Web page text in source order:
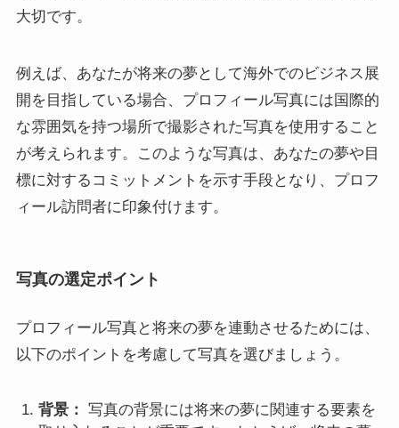
大切です。
例えば、あなたが将来の夢として海外でのビジネス展
開を目指している場合、プロフィール写真には国際的
な雰囲気を持つ場所で撮影された写真を使用すること
が考えられます。このような写真は、あなたの夢や目
標に対するコミットメントを示す手段となり、プロフ
ィール訪問者に印象付けます。
写真の選定ポイント
プロフィール写真と将来の夢を連動させるためには、
以下のポイントを考慮して写真を選びましょう。
背景： 写真の背景には将来の夢に関連する要素を